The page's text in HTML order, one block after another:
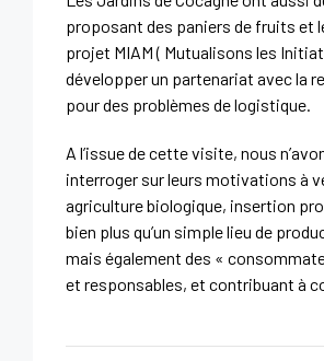
proposant des paniers de fruits et
projet MIAM ( Mutualisons les
développer un partenariat avec la
pour des problèmes de logistique.
A l’issue de cette visite, nous
interroger sur leurs motivations à
agriculture biologique, insertion
bien plus qu’un simple lieu de
mais également des «
et responsables, et contribuant à